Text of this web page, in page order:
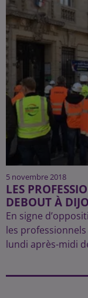
5 novembre 2018
LES
DEBOUT À
En signe
les
lundi après-midi